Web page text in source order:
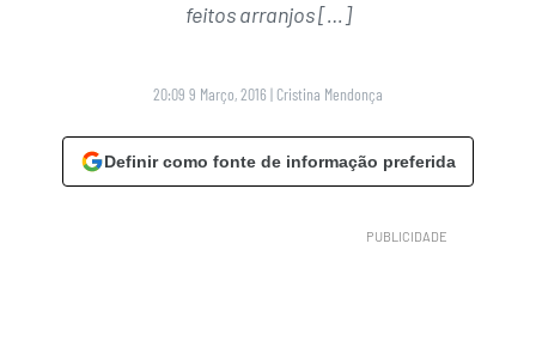
feitos arranjos […]
20:09 9 Março, 2016 | Cristina Mendonça
Definir como fonte de informação preferida